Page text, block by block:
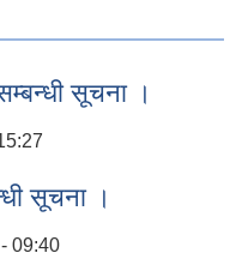
सूचना ।
सूचना ।
09:40